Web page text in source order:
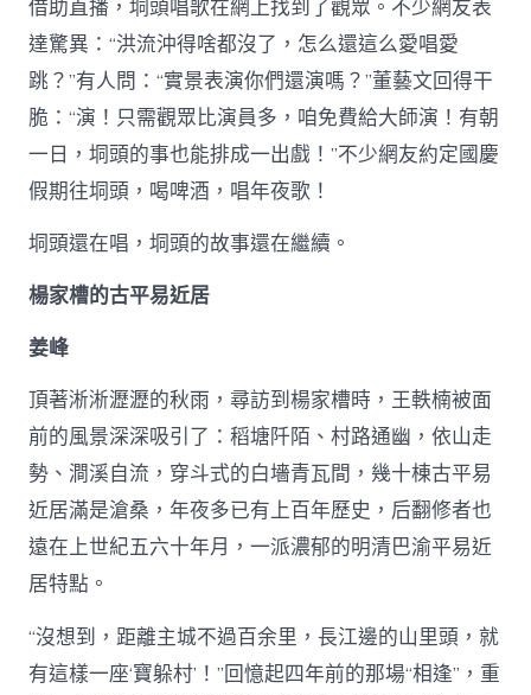
借助直播，垌頭唱歌在網上找到了觀眾。不少網友表
達驚異：“洪流沖得啥都沒了，怎么還這么愛唱愛
跳？”有人問：“實景表演你們還演嗎？”董藝文回得干
脆：“演！只需觀眾比演員多，咱免費給大師演！有朝
一日，垌頭的事也能排成一出戲！”不少網友約定國慶
假期往垌頭，喝啤酒，唱年夜歌！
垌頭還在唱，垌頭的故事還在繼續。
楊家槽的古平易近居
姜峰
頂著淅淅瀝瀝的秋雨，尋訪到楊家槽時，王軼楠被面
前的風景深深吸引了：稻塘阡陌、村路通幽，依山走
勢、澗溪自流，穿斗式的白墻青瓦間，幾十棟古平易
近居滿是滄桑，年夜多已有上百年歷史，后翻修者也
遠在上世紀五六十年月，一派濃郁的明清巴渝平易近
居特點。
“沒想到，距離主城不過百余里，長江邊的山里頭，就
有這樣一座‘寶躲村’！”回憶起四年前的那場“相逢”，重